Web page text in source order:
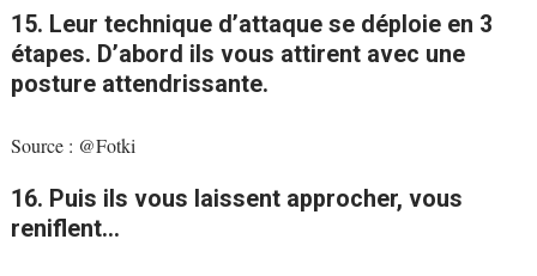
15. Leur technique d’attaque se déploie en 3
étapes. D’abord ils vous attirent avec une
posture attendrissante.
Source : @Fotki
16. Puis ils vous laissent approcher, vous
reniflent…